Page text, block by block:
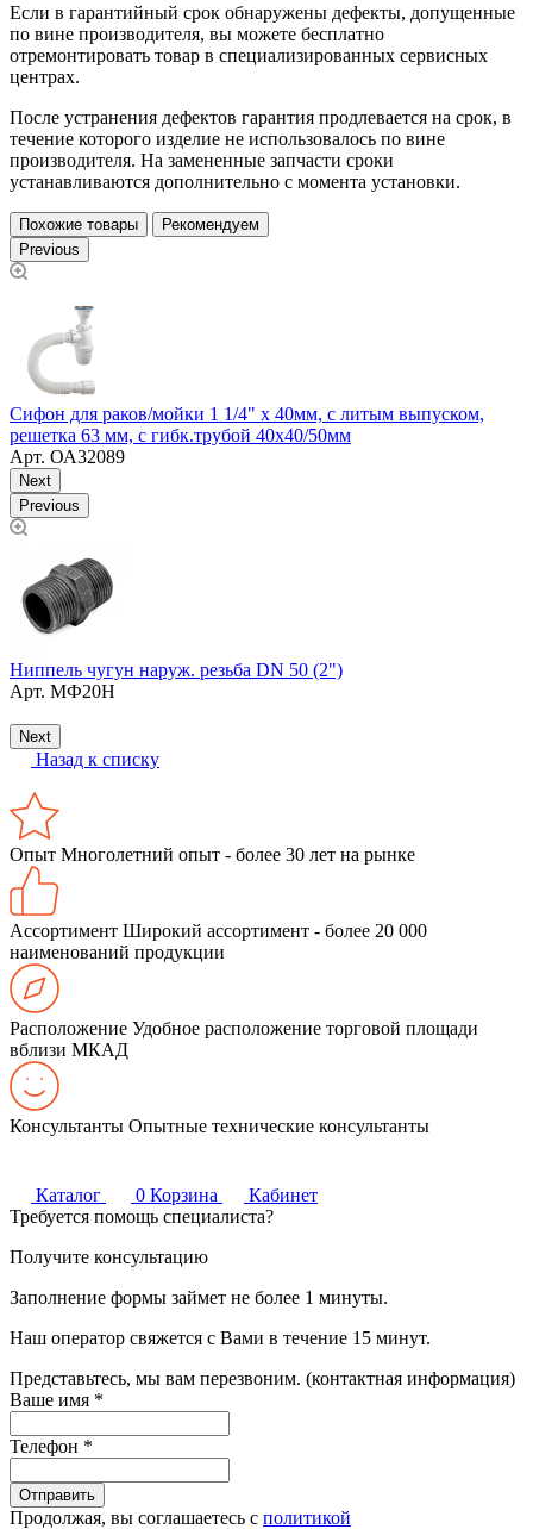
Если в гарантийный срок обнаружены дефекты, допущенные
по вине производителя, вы можете бесплатно
отремонтировать товар в специализированных сервисных
центрах.
После устранения дефектов гарантия продлевается на срок, в
течение которого изделие не использовалось по вине
производителя. На замененные запчасти сроки
устанавливаются дополнительно с момента установки.
Похожие товары
Рекомендуем
Previous
Сифон для раков/мойки 1 1/4" х 40мм, с литым выпуском,
решетка 63 мм, с гибк.трубой 40х40/50мм
Арт. ОА32089
Next
Previous
Ниппель чугун наруж. резьба DN 50 (2")
Арт. МФ20Н
Next
Назад к списку
Опыт Многолетний опыт - более 30 лет на рынке
Ассортимент Широкий ассортимент - более 20 000
наименований продукции
Расположение Удобное расположение торговой площади
вблизи МКАД
Консультанты Опытные технические консультанты
Каталог 0 Корзина
Кабинет
Требуется помощь специалиста?
Получите консультацию
Заполнение формы займет не более 1 минуты.
Наш оператор свяжется с Вами в течение 15 минут.
Представьтесь, мы вам перезвоним. (контактная информация)
Ваше имя *
Телефон *
Продолжая, вы соглашаетесь с политикой